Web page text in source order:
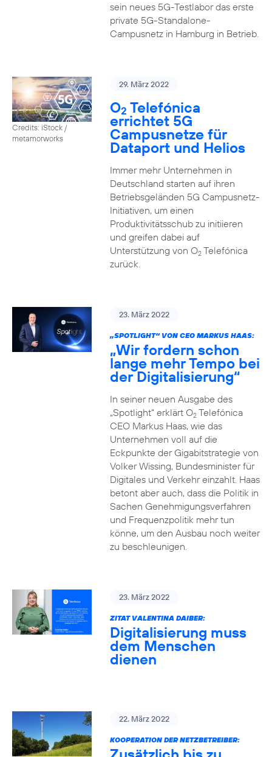
sein neues 5G-Testlabor das erste
private 5G-Standalone-
Campusnetz in Hamburg in Betrieb.
Credits: iStock /
metamorworks
29. März 2022
O2 Telefónica
errichtet 5G
Campusnetze für
Dataport und Helios
Immer mehr Unternehmen in
Deutschland starten auf ihren
Betriebsgeländen 5G Campusnetz-
Initiativen, um einen
Produktivitätsschub zu initiieren
und greifen dabei auf
Unterstützung von O2Telefónica
zurück.
23. März 2022
„SPOTLIGHT“ VON CEO MARKUS HAAS:
„Wir fordern schon
lange mehr Tempo bei
der Digitalisierung“
In seiner neuen Ausgabe des
„Spotlight“ erklärt O2Telefónica
CEO Markus Haas, wie das
Unternehmen voll auf die
Eckpunkte der Gigabitstrategie von
Volker Wissing, Bundesminister für
Digitales und Verkehr einzahlt. Haas
betont aber auch, dass die Politik in
Sachen Genehmigungsverfahren
und Frequenzpolitik mehr tun
könne, um den Ausbau noch weiter
zu beschleunigen.
23. März 2022
ZITAT VALENTINA DAIBER:
Digitalisierung muss
dem Menschen
dienen
22. März 2022
KOOPERATION DER NETZBETREIBER: